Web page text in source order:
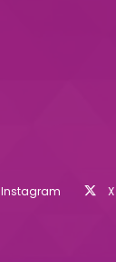
Instagram X